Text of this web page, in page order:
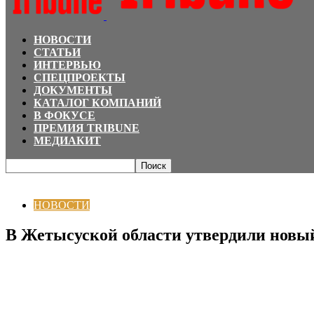
НОВОСТИ
СТАТЬИ
ИНТЕРВЬЮ
СПЕЦПРОЕКТЫ
ДОКУМЕНТЫ
КАТАЛОГ КОМПАНИЙ
В ФОКУСЕ
ПРЕМИЯ TRIBUNE
МЕДИАКИТ
НОВОСТИ
В Жетысуской области утвердили